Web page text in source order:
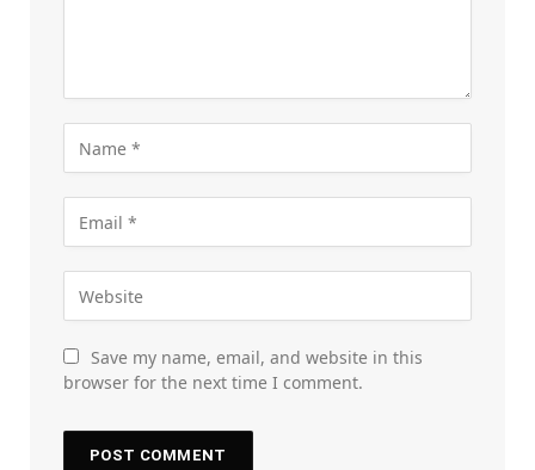
Save my name, email, and website in this
browser for the next time I comment.